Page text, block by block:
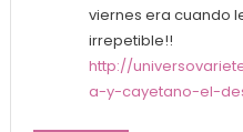
viernes era cuando
irrepetible!!
http://
a-y-cayetano-el-